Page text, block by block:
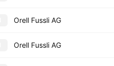
Orell Fussli AG
Orell Fussli AG